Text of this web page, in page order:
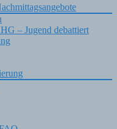
– Jugend debattiert